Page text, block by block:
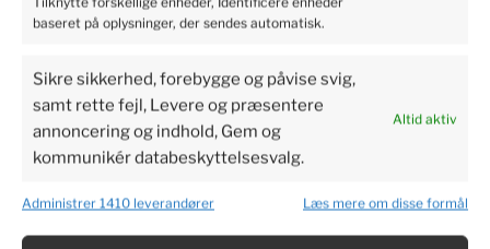
baseret på oplysninger, der sendes automatisk.
Sikre sikkerhed, forebygge og påvise svig,
samt rette fejl, Levere og præsentere
annoncering og indhold, Gem og
kommunikér databeskyttelsesvalg.
Altid aktiv
Administrer 1410 leverandører Læs mere om disse formål
Tranebær – 1 frøplante i en
potte – klar til plantning!
22kr.
Tilføj til kurv